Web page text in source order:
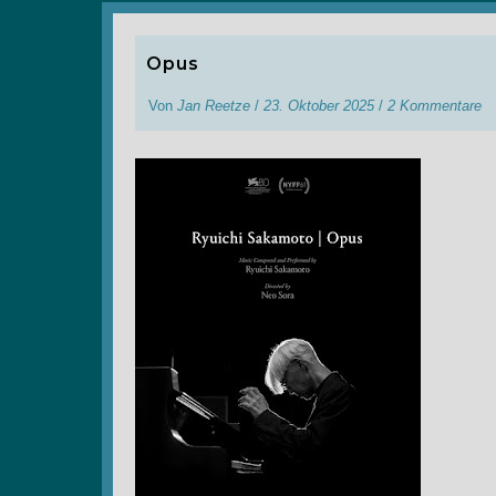
Opus
Von Jan Reetze / 23. Oktober 2025 / 2 Kommentare